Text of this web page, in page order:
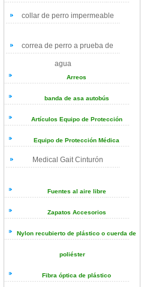
collar de perro impermeable
correa de perro a prueba de
agua
Arreos
banda de asa autobús
Artículos Equipo de Protección
Equipo de Protección Médica
Medical Gait Cinturón
Fuentes al aire libre
Zapatos Accesorios
Nylon recubierto de plástico o cuerda de
poliéster
Fibra óptica de plástico